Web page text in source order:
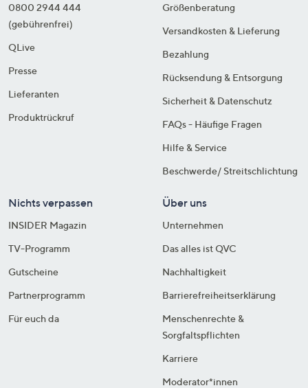
0800 2944 444
(gebührenfrei)
QLive
Presse
Lieferanten
Produktrückruf
Größenberatung
Versandkosten & Lieferung
Bezahlung
Rücksendung & Entsorgung
Sicherheit & Datenschutz
FAQs - Häufige Fragen
Hilfe & Service
Beschwerde/ Streitschlichtung
Nichts verpassen
INSIDER Magazin
TV-Programm
Gutscheine
Partnerprogramm
Für euch da
Über uns
Unternehmen
Das alles ist QVC
Nachhaltigkeit
Barrierefreiheitserklärung
Menschenrechte &
Sorgfaltspflichten
Karriere
Moderator*innen